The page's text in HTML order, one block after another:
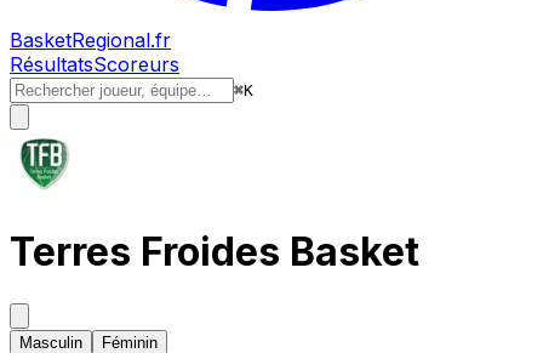
BasketRegional.fr
RésultatsScoreurs
⌘K
Terres Froides Basket
Masculin Féminin